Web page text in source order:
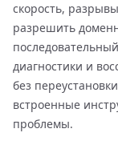
скорость,
разрешить
диагностики и
без
встроенные
проблемы.